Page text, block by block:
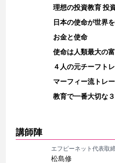
理想の投資教育 投
日本の使命が世界
お金と使命
使命は人類最大の富
４人の元チーフト
マーフィー流トレ
教育で一番大切な
講師陣
エフピーネット代表取
松島修